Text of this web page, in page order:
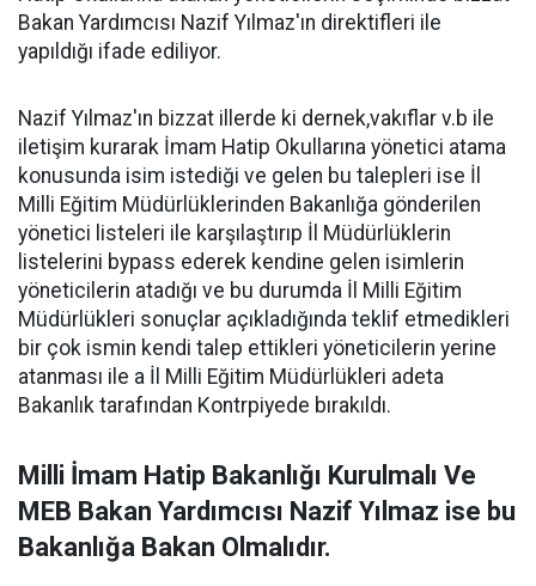
Bakan Yardımcısı Nazif Yılmaz'ın direktifleri ile
yapıldığı ifade ediliyor.
Nazif Yılmaz'ın bizzat illerde ki dernek,vakıflar v.b ile
iletişim kurarak İmam Hatip Okullarına yönetici atama
konusunda isim istediği ve gelen bu talepleri ise İl
Milli Eğitim Müdürlüklerinden Bakanlığa gönderilen
yönetici listeleri ile karşılaştırıp İl Müdürlüklerin
listelerini bypass ederek kendine gelen isimlerin
yöneticilerin atadığı ve bu durumda İl Milli Eğitim
Müdürlükleri sonuçlar açıkladığında teklif etmedikleri
bir çok ismin kendi talep ettikleri yöneticilerin yerine
atanması ile a İl Milli Eğitim Müdürlükleri adeta
Bakanlık tarafından Kontrpiyede bırakıldı.
Milli İmam Hatip Bakanlığı Kurulmalı Ve
MEB Bakan Yardımcısı Nazif Yılmaz ise bu
Bakanlığa Bakan Olmalıdır.